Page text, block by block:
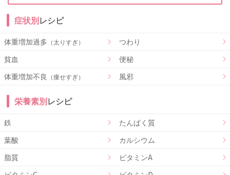
症状別レシピ
体重増加過多 （太りすぎ）
つわり
貧血
便秘
体重増加不良 （痩せすぎ） 風邪
栄養素別レシピ
鉄
たんぱく質
葉酸
カルシウム
脂質
ビタミンA